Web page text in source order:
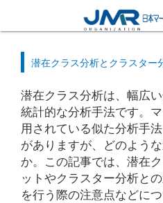
潜在クラス分析とクラスター
潜在クラス分析は、幅広
統計的な分析手法です。
用されている似た分析手
がありますが、どのよう
か。この記事では、潜在
ットやクラスター分析と
を行う際の注意点などに